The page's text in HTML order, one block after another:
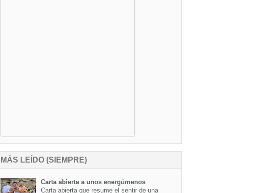
MÁS LEÍDO (SIEMPRE)
Carta abierta a unos energúmenos
Carta abierta que resume el sentir de una